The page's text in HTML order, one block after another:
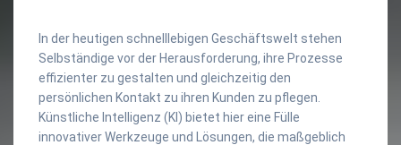
In der heutigen schnelllebigen Geschäftswelt stehen
Selbständige vor der Herausforderung, ihre Prozesse
effizienter zu gestalten und gleichzeitig den
persönlichen Kontakt zu ihren Kunden zu pflegen.
Künstliche Intelligenz (KI) bietet hier eine Fülle
innovativer Werkzeuge und Lösungen, die maßgeblich